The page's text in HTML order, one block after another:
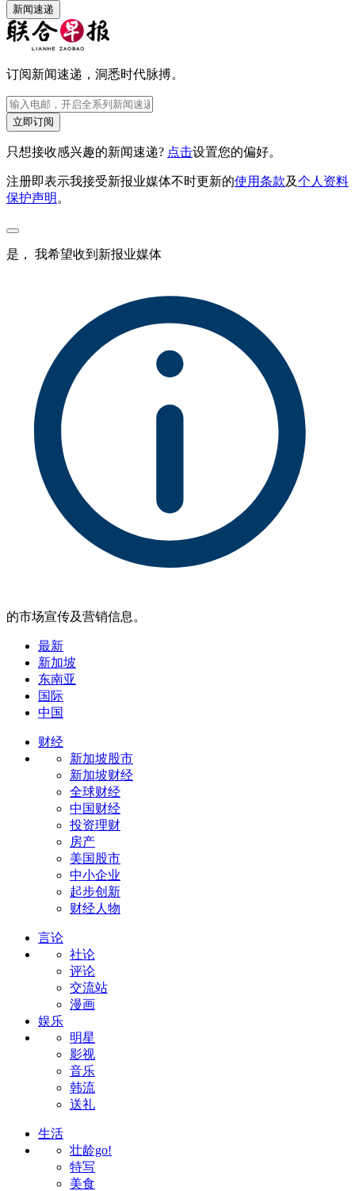
新闻速递
订阅新闻速递，洞悉时代脉搏。
立即订阅
只想接收感兴趣的新闻速递? 点击设置您的偏好。
注册即表示我接受新报业媒体不时更新的使用条款及个人资料
保护声明 。
是， 我希望收到新报业媒体
的市场宣传及营销信息。
最新
新加坡
东南亚
国际
中国
财经
新加坡股市
新加坡财经
全球财经
中国财经
投资理财
房产
美国股市
中小企业
起步创新
财经人物
言论
社论
评论
交流站
漫画
娱乐
明星
影视
音乐
韩流
送礼
生活
壮龄go!
特写
美食